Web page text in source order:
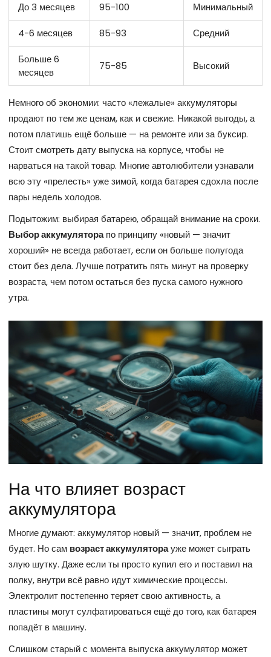
До 3 месяцев 95-100 Минимальный
4-6 месяцев 85-93 Средний
Больше 6
месяцев
75-85 Высокий
Немного об экономии: часто «лежалые» аккумуляторы
продают по тем же ценам, как и свежие. Никакой выгоды, а
потом платишь ещё больше — на ремонте или за буксир.
Стоит смотреть дату выпуска на корпусе, чтобы не
нарваться на такой товар. Многие автолюбители узнавали
всю эту «прелесть» уже зимой, когда батарея сдохла после
пары недель холодов.
Подытожим: выбирая батарею, обращай внимание на сроки.
Выбор аккумуляторапо принципу «новый — значит
хороший» не всегда работает, если он больше полугода
стоит без дела. Лучше потратить пять минут на проверку
возраста, чем потом остаться без пуска самого нужного
утра.
На что влияет возраст
аккумулятора
Многие думают: аккумулятор новый — значит, проблем не
будет. Но сам возраст аккумуляторауже может сыграть
злую шутку. Даже если ты просто купил его и поставил на
полку, внутри всё равно идут химические процессы.
Электролит постепенно теряет свою активность, а
пластины могут сулфатироваться ещё до того, как батарея
попадёт в машину.
Слишком старый с момента выпуска аккумулятор может